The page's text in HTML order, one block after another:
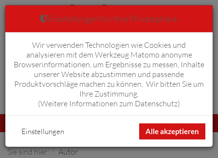
Anmelden Warenkorb 0
umschalten
Sie sind hier: Autor
Einstellungen für Ihre Privatsphäre
Wir verwenden Technologien wie Cookies und
analysieren mit dem Werkzeug Matomo anonyme
Browserinformationen, um Ergebnisse zu messen, Inhalte
unserer Website abzustimmen und passende
Produktvorschläge machen zu können. Wir bitten Sie um
Ihre Zustimmung.
(Weitere Informationen zum Datenschutz)
Alle akzeptieren
Einstellungen